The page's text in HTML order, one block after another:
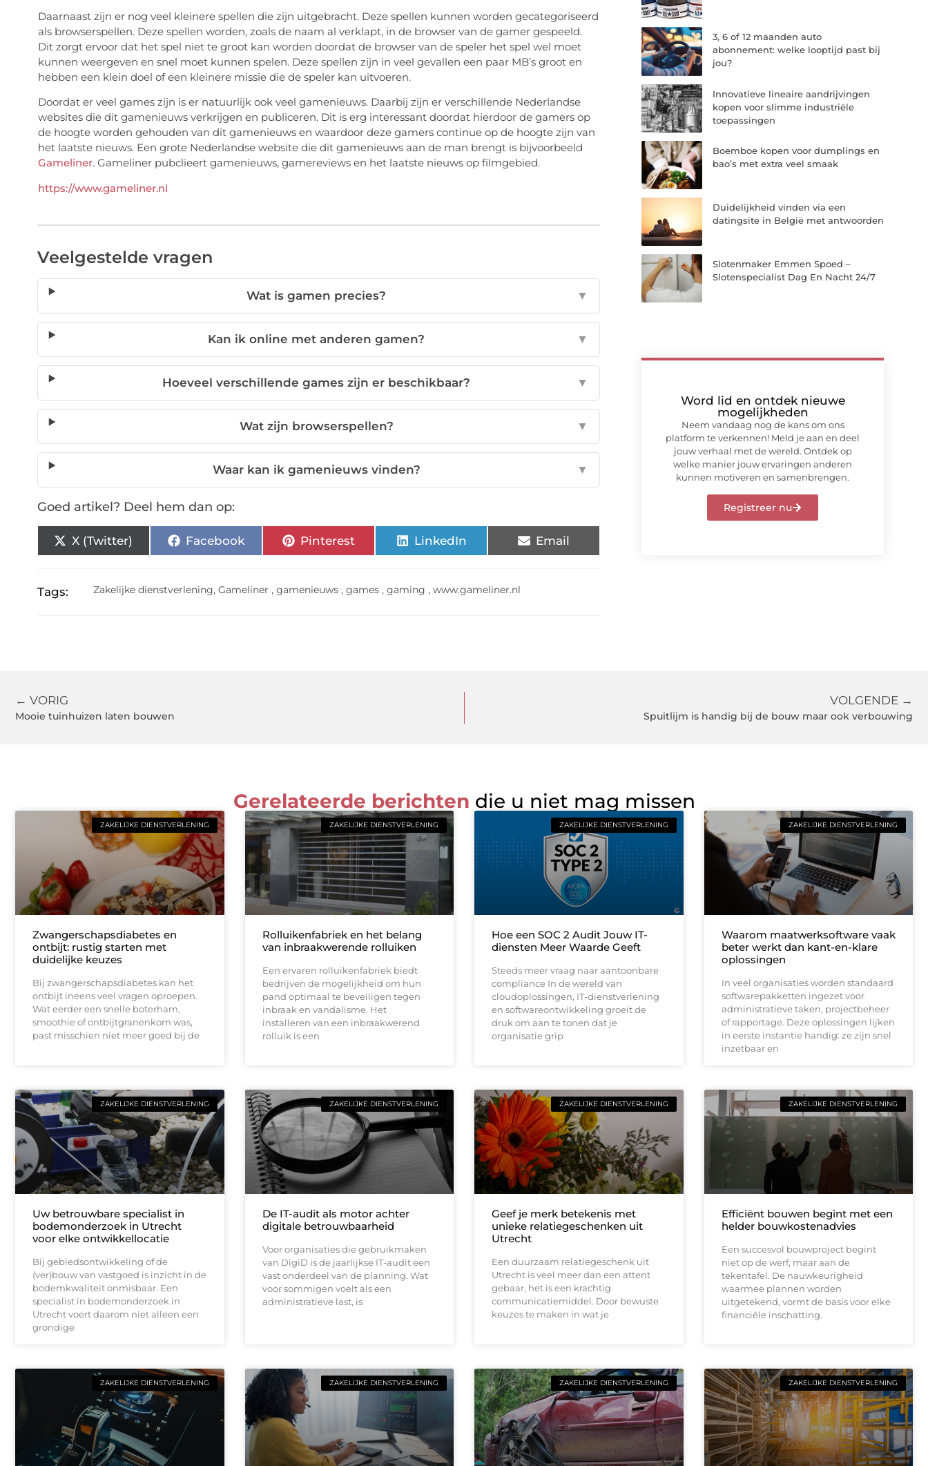
Daarnaast zijn er nog veel kleinere spellen die zijn uitgebracht. Deze spellen kunnen worden gecategoriseerd
als browserspellen. Deze spellen worden, zoals de naam al verklapt, in de browser van de gamer gespeeld.
Dit zorgt ervoor dat het spel niet te groot kan worden doordat de browser van de speler het spel wel moet
kunnen weergeven en snel moet kunnen spelen. Deze spellen zijn in veel gevallen een paar MB’s groot en
hebben een klein doel of een kleinere missie die de speler kan uitvoeren.
Doordat er veel games zijn is er natuurlijk ook veel gamenieuws. Daarbij zijn er verschillende Nederlandse
websites die dit gamenieuws verkrijgen en publiceren. Dit is erg interessant doordat hierdoor de gamers op
de hoogte worden gehouden van dit gamenieuws en waardoor deze gamers continue op de hoogte zijn van
het laatste nieuws. Een grote Nederlandse website die dit gamenieuws aan de man brengt is bijvoorbeeld
Gameliner. Gameliner pubclieert gamenieuws, gamereviews en het laatste nieuws op filmgebied.
https://www.gameliner.nl
Veelgestelde vragen
Wat is gamen precies? ▼
Kan ik online met anderen gamen? ▼
Hoeveel verschillende games zijn er beschikbaar? ▼
Wat zijn browserspellen? ▼
Waar kan ik gamenieuws vinden? ▼
Goed artikel? Deel hem dan op:
X (Twitter) Facebook Pinterest LinkedIn Email
Tags: Zakelijke dienstverlening,Gameliner ,gamenieuws ,games ,gaming ,www.gameliner.nl
3, 6 of 12 maanden auto
abonnement: welke looptijd past bij
jou?
Innovatieve lineaire aandrijvingen
kopen voor slimme industriële
toepassingen
Boemboe kopen voor dumplings en
bao’s met extra veel smaak
Duidelijkheid vinden via een
datingsite in België met antwoorden
Slotenmaker Emmen Spoed –
Slotenspecialist Dag En Nacht 24/7
Word lid en ontdek nieuwe
mogelijkheden
Neem vandaag nog de kans om ons
platform te verkennen! Meld je aan en deel
jouw verhaal met de wereld. Ontdek op
welke manier jouw ervaringen anderen
kunnen motiveren en samenbrengen.
Registreer nu
← VORIG
Mooie tuinhuizen laten bouwen
VOLGENDE →
Spuitlijm is handig bij de bouw maar ook verbouwing
Gerelateerde berichten die u niet mag missen
ZAKELIJKE DIENSTVERLENING
Zwangerschapsdiabetes en
ontbijt: rustig starten met
duidelijke keuzes
Bij zwangerschapsdiabetes kan het
ontbijt ineens veel vragen oproepen.
Wat eerder een snelle boterham,
smoothie of ontbijtgranenkom was,
past misschien niet meer goed bij de
ZAKELIJKE DIENSTVERLENING
Rolluikenfabriek en het belang
van inbraakwerende rolluiken
Een ervaren rolluikenfabriek biedt
bedrijven de mogelijkheid om hun
pand optimaal te beveiligen tegen
inbraak en vandalisme. Het
installeren van een inbraakwerend
rolluik is een
ZAKELIJKE DIENSTVERLENING
Hoe een SOC 2 Audit Jouw IT-
diensten Meer Waarde Geeft
Steeds meer vraag naar aantoonbare
compliance In de wereld van
cloudoplossingen, IT-dienstverlening
en softwareontwikkeling groeit de
druk om aan te tonen dat je
organisatie grip
ZAKELIJKE DIENSTVERLENING
Waarom maatwerksoftware vaak
beter werkt dan kant-en-klare
oplossingen
In veel organisaties worden standaard
softwarepakketten ingezet voor
administratieve taken, projectbeheer
of rapportage. Deze oplossingen lijken
in eerste instantie handig: ze zijn snel
inzetbaar en
ZAKELIJKE DIENSTVERLENING
Uw betrouwbare specialist in
bodemonderzoek in Utrecht
voor elke ontwikkellocatie
Bij gebiedsontwikkeling of de
(ver)bouw van vastgoed is inzicht in de
bodemkwaliteit onmisbaar. Een
specialist in bodemonderzoek in
Utrecht voert daarom niet alleen een
grondige
ZAKELIJKE DIENSTVERLENING
De IT-audit als motor achter
digitale betrouwbaarheid
Voor organisaties die gebruikmaken
van DigiD is de jaarlijkse IT-audit een
vast onderdeel van de planning. Wat
voor sommigen voelt als een
administratieve last, is
ZAKELIJKE DIENSTVERLENING
Geef je merk betekenis met
unieke relatiegeschenken uit
Utrecht
Een duurzaam relatiegeschenk uit
Utrecht is veel meer dan een attent
gebaar, het is een krachtig
communicatiemiddel. Door bewuste
keuzes te maken in wat je
ZAKELIJKE DIENSTVERLENING
Efficiënt bouwen begint met een
helder bouwkostenadvies
Een succesvol bouwproject begint
niet op de werf, maar aan de
tekentafel. De nauwkeurigheid
waarmee plannen worden
uitgetekend, vormt de basis voor elke
financiële inschatting.
ZAKELIJKE DIENSTVERLENING ZAKELIJKE DIENSTVERLENING ZAKELIJKE DIENSTVERLENING ZAKELIJKE DIENSTVERLENING